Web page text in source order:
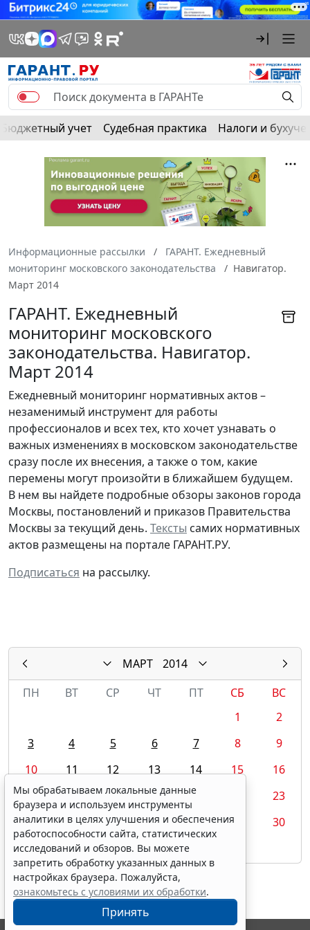
Бюджетный учет Судебная практика Налоги и
Информационные рассылки
ГАРАНТ. Ежедневный
мониторинг московского законодательства
Навигатор.
Март 2014
ГАРАНТ. Ежедневный
мониторинг московского
законодательства. Навигатор.
Март 2014
Ежедневный мониторинг нормативных актов –
незаменимый инструмент для работы
профессионалов и всех тех, кто хочет узнавать о
важных изменениях в московском законодательстве
сразу после их внесения, а также о том, какие
перемены могут произойти в ближайшем будущем.
В нем вы найдете подробные обзоры законов города
Москвы, постановлений и приказов Правительства
Москвы за текущий день. Тексты самих нормативных
актов размещены на портале ГАРАНТ.РУ.
Подписаться на рассылку.
МАРТ
2014
ПН
ВТ СР ЧТ ПТ СБ
ВС
1
2
3
4 5 6 7 8
9
10
11 12 13 14 15
16
17
18 19 20 21
23
24
25 26 27 28 29
30
31
Мы обрабатываем локальные данные
браузера и используем инструменты
аналитики в целях улучшения и обеспечения
работоспособности сайта, статистических
исследований и обзоров. Вы можете
запретить обработку указанных данных в
настройках браузера. Пожалуйста,
ознакомьтесь с условиями их обработки.
Принять